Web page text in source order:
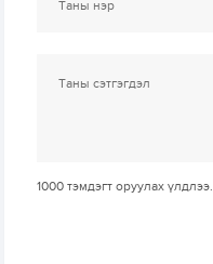
1000 тэмдэгт оруулах үлдлээ.